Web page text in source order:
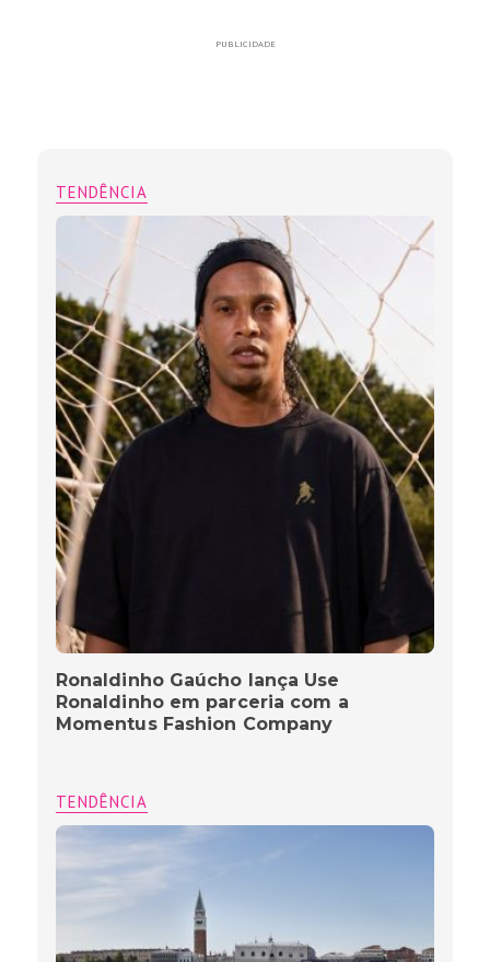
PUBLICIDADE
TENDÊNCIA
Ronaldinho Gaúcho lança Use
Ronaldinho em parceria com a
Momentus Fashion Company
TENDÊNCIA